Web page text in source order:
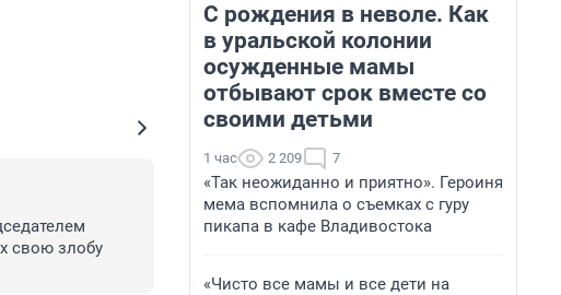
свою злобу
С рождения в неволе. Как
в уральской колонии
осужденные мамы
отбывают срок вместе со
своими детьми
1 час 2 209 7
«Так неожиданно и приятно». Героиня
мема вспомнила о съемках с гуру
пикапа в кафе Владивостока
«Чисто все мамы и все дети на